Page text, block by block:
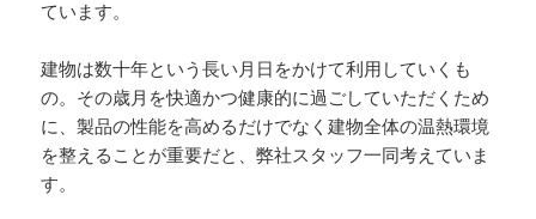
ています。
建物は数十年という長い月日をかけて利用していくも
の。その歳月を快適かつ健康的に過ごしていただくため
に、製品の性能を高めるだけでなく建物全体の温熱環境
を整えることが重要だと、弊社スタッフ一同考えていま
す。